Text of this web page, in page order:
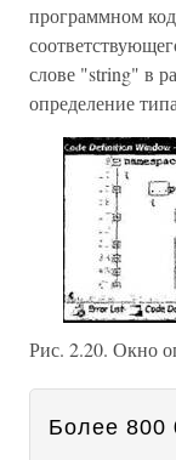
программном
слове "string" в
определение
Рис. 2.20. Окно
Более 800